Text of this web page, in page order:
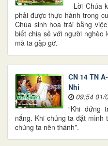
- Lời Chúa
phải được thực hành trong
Chúa sinh hoa trái bằng
biết chia sẻ với người nghèo
mà ta gặp gỡ.
CN 14 TN
Nhi
09:54 01/
“Khi đứng
nắng. Khi chúng ta đặt mình
chúng ta nên thánh”.